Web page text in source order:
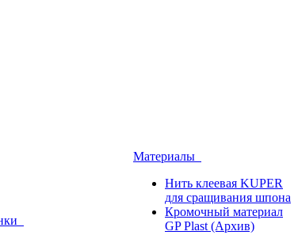
Материалы
Нить клеевая KUPER
для сращивания шпона
Кромочный материал
GP Plast (Архив)